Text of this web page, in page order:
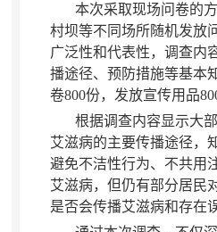
本次采取现场问卷的
村坝等不同场所随机发放
广泛性和代表性， 调查内
播途径、预防措施等基本
卷800份， 发放宣传用品
根据调查内容显示大
艾滋病的主要传播途径，
避免不洁性行为、不共用
艾滋病，但仍有部分居民
是否会传播艾滋病和存在